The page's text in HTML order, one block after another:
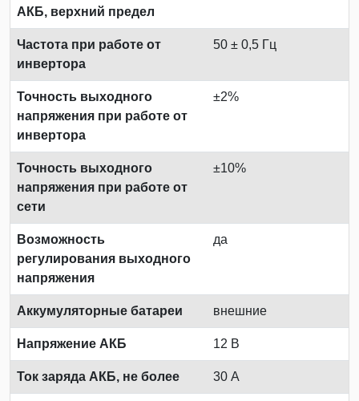
АКБ, верхний предел
Частота при работе от
инвертора
50 ± 0,5 Гц
Точность выходного
напряжения при работе от
инвертора
±2%
Точность выходного
напряжения при работе от
сети
±10%
Возможность
регулирования выходного
напряжения
да
Аккумуляторные батареи внешние
Напряжение АКБ 12 В
Ток заряда АКБ, не более 30 А